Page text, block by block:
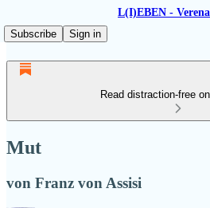
L(I)EBEN -
Subscribe
Sign in
Read distraction-free
Mut
von Franz von Assisi